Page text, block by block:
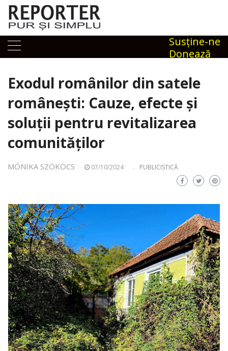
Skip
content
Susţine-ne
Donează
Exodul românilor din satele
românești: Cauze, efecte și
soluții pentru revitalizarea
comunităților
MÓNIKA SZÖKÖCS 07/10/2024 . PUBLICISTICĂ